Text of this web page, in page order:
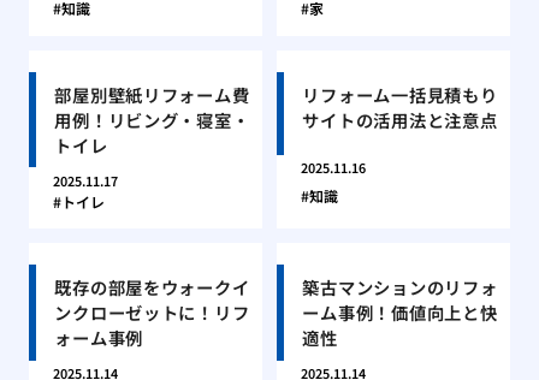
知識 家
部屋別壁紙リフォーム費
用例！リビング・寝室・
トイレ
2025.11.17
トイレ
リフォーム一括見積もり
サイトの活用法と注意点
2025.11.16
知識
既存の部屋をウォークイ
ンクローゼットに！リフ
ォーム事例
2025.11.14
築古マンションのリフォ
ーム事例！価値向上と快
適性
2025.11.14